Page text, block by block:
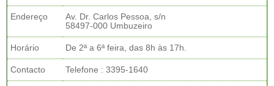
Endereço
Av. Dr. Carlos Pessoa, s/n
58497-000 Umbuzeiro
Horário De 2ª a 6ª feira, das 8h às 17h.
Contacto Telefone : 3395-1640